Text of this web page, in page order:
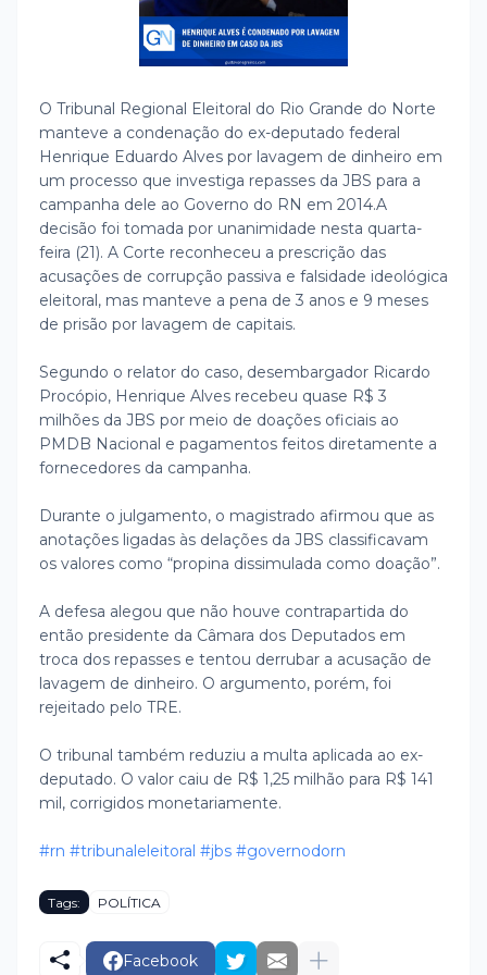
O Tribunal Regional Eleitoral do Rio Grande do Norte
manteve a condenação do ex-deputado federal
Henrique Eduardo Alves por lavagem de dinheiro em
um processo que investiga repasses da JBS para a
campanha dele ao Governo do RN em 2014.A
decisão foi tomada por unanimidade nesta quarta-
feira (21). A Corte reconheceu a prescrição das
acusações de corrupção passiva e falsidade ideológica
eleitoral, mas manteve a pena de 3 anos e 9 meses
de prisão por lavagem de capitais.
Segundo o relator do caso, desembargador Ricardo
Procópio, Henrique Alves recebeu quase R$ 3
milhões da JBS por meio de doações oficiais ao
PMDB Nacional e pagamentos feitos diretamente a
fornecedores da campanha.
Durante o julgamento, o magistrado afirmou que as
anotações ligadas às delações da JBS classificavam
os valores como “propina dissimulada como doação”.
A defesa alegou que não houve contrapartida do
então presidente da Câmara dos Deputados em
troca dos repasses e tentou derrubar a acusação de
lavagem de dinheiro. O argumento, porém, foi
rejeitado pelo TRE.
O tribunal também reduziu a multa aplicada ao ex-
deputado. O valor caiu de R$ 1,25 milhão para R$ 141
mil, corrigidos monetariamente.
#rn #tribunaleleitoral #jbs #governodorn
Tags: POLÍTICA
Facebook